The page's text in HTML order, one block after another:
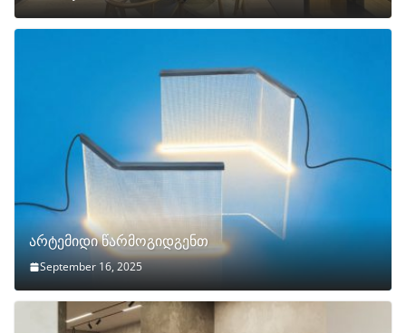
არტემიდი წარმოგიდგენთ
September 16, 2025